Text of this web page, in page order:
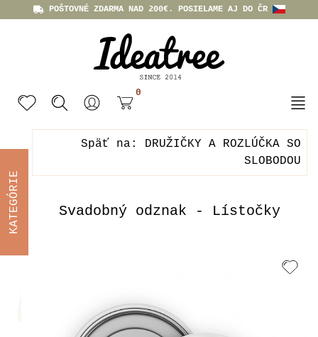
POŠTOVNÉ ZDARMA NAD 200€. POSIELAME AJ DO ČR
0
Späť na: DRUŽIČKY A ROZLÚČKA SO
SLOBODOU
Svadobný odznak - Lístočky
KATEGÓRIE